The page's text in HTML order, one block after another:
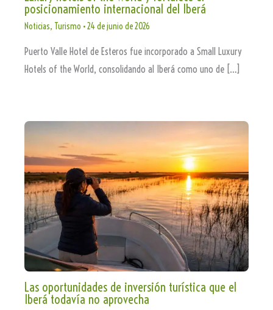
posicionamiento internacional del Iberá
Noticias, Turismo •24 de junio de 2026
Puerto Valle Hotel de Esteros fue incorporado a Small Luxury
Hotels of the World, consolidando al Iberá como uno de […]
Las oportunidades de inversión turística que el
Iberá todavía no aprovecha